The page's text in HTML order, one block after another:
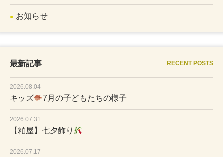
お知らせ
最新記事 RECENT POSTS
2026.08.04
キッズ 7月の子どもたちの様子
2026.07.31
【粕屋】七夕飾り
2026.07.17